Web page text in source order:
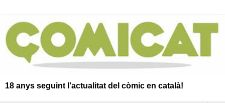
18 anys seguint l'actualitat del còmic en català!